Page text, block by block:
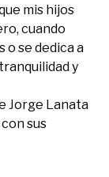
mis hijos
cuando
se dedica a
y
Jorge Lanata
sus